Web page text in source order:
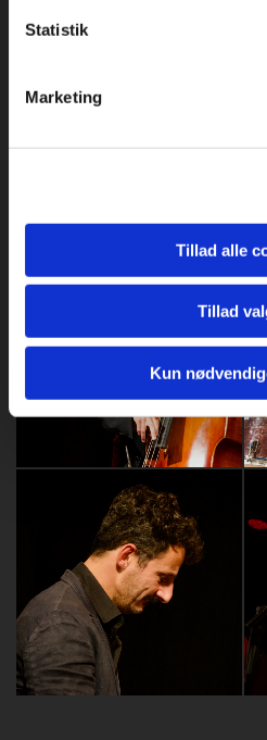
Statistik
Marketing
Tillad alle
Tillad
Kun